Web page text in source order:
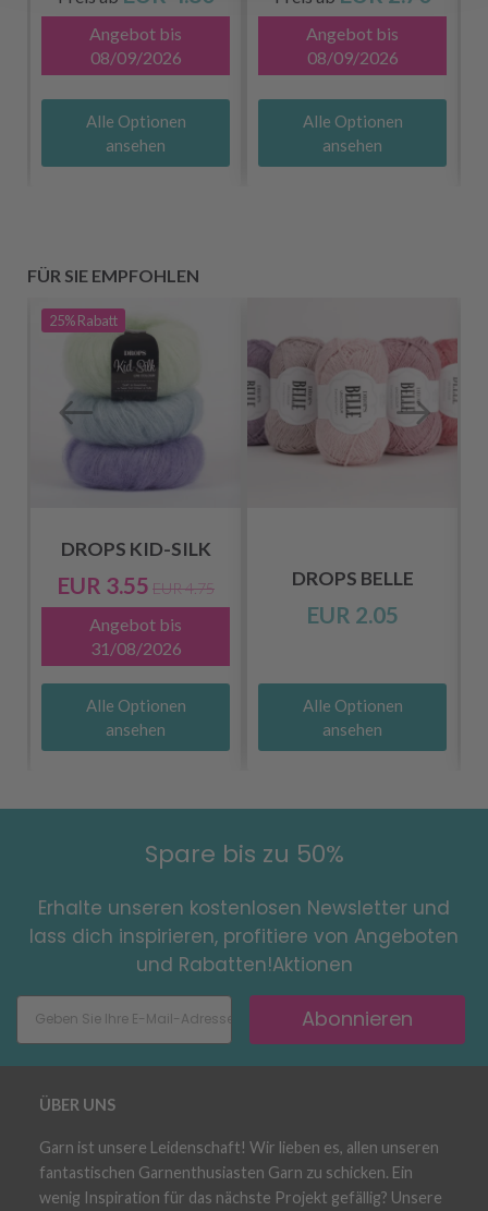
Angebot bis
08/09/2026
Alle Optionen
ansehen
12MM)
Angebot bis
08/09/2026
Alle Optionen
ansehen
FÜR SIE EMPFOHLEN
25%Rabatt
DROPS KID-SILK
EUR 3.55 EUR 4.75
Angebot bis
31/08/2026
Alle Optionen
ansehen
DROPS BELLE
EUR 2.05
Alle Optionen
ansehen
Spare bis zu 50%
Erhalte unseren kostenlosen Newsletter und
lass dich inspirieren, profitiere von Angeboten
und Rabatten!Aktionen
Abonnieren
ÜBER UNS
Garn ist unsere Leidenschaft! Wir lieben es, allen unseren
fantastischen Garnenthusiasten Garn zu schicken. Ein
wenig Inspiration für das nächste Projekt gefällig? Unsere